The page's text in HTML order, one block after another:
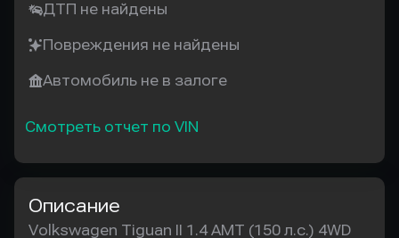
ДТП не найдены
Повреждения не найдены
Автомобиль не в залоге
Смотреть отчет по VIN
Описание
Volkswagen Tiguan II 1.4 AMT (150 л.с.) 4WD